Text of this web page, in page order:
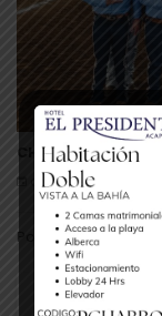
CHARROS 21 EN
agosto 5, 2026
Por Redacción
Leer Más